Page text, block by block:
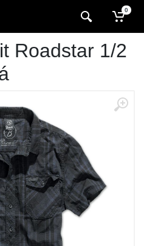
0
Roadstar 1/2